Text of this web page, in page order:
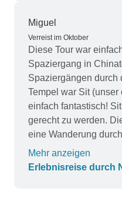
angenehmes und
Erlebnis sucht. Wir
nächste Reise!
Miguel
Verreist im Oktober
Diese Tour war
Spaziergang in
Spaziergängen durch
Tempel war Sit
einfach fantastisch!
gerecht zu werden.
eine Wanderung
und anderen
Mehr anzeigen
Erlebnisreise durch